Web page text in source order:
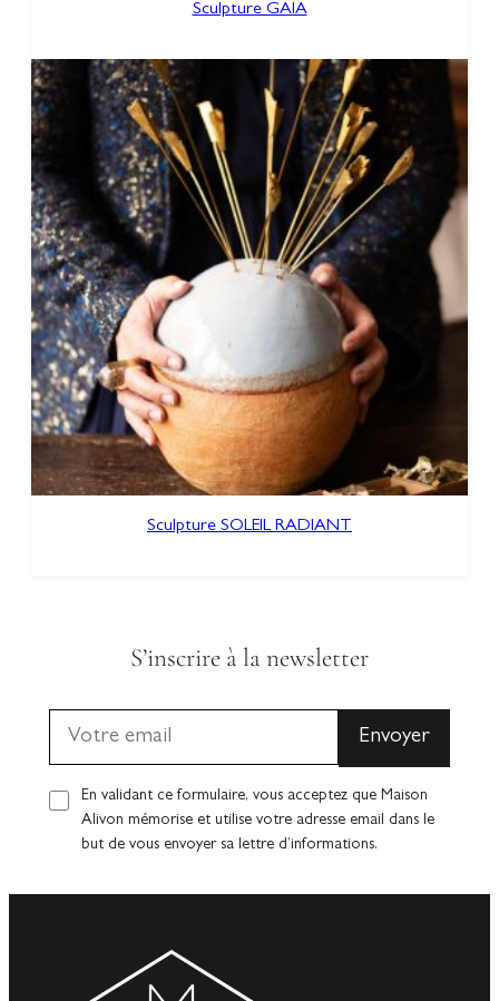
Sculpture GAÏA
Sculpture SOLEIL RADIANT
S’inscrire à la newsletter
En validant ce formulaire, vous acceptez que Maison
Alivon mémorise et utilise votre adresse email dans le
but de vous envoyer sa lettre d’informations.